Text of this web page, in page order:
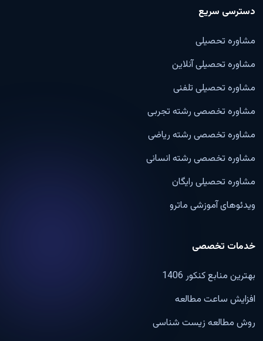
دسترسی سریع
مشاوره تحصیلی
مشاوره تحصیلی آنلاین
مشاوره تحصیلی تلفنی
مشاوره تخصصی رشته تجربی
مشاوره تخصصی رشته ریاضی
مشاوره تخصصی رشته انسانی
مشاوره تحصیلی رایگان
ویدئوهای آموزشی ماترو
خدمات تخصصی
بهترین منابع کنکور 1406
افزایش ساعت مطالعه
روش مطالعه زیست شناسی